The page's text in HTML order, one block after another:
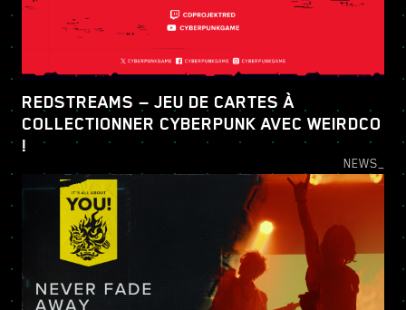
REDSTREAMS — JEU DE CARTES À
COLLECTIONNER CYBERPUNK AVEC WEIRDCO
!
NEWS_